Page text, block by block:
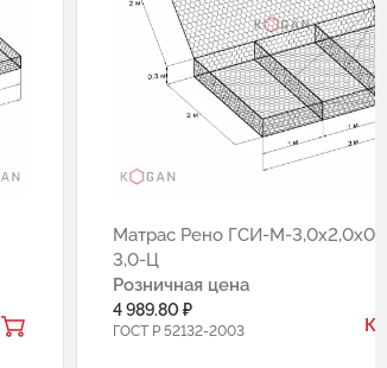
Матрас Рено ГCИ-М-
3,0-Ц
Розничная цена
4 989.80 ₽
ГОСТ Р 52132-2003